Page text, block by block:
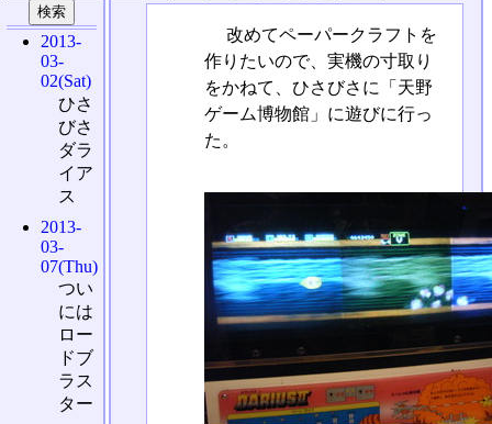
改めてペーパークラフトを
作りたいので、実機の寸取り
をかねて、ひさびさに「天野
ゲーム博物館」に遊びに行っ
た。
2013-
03-
02(Sat)
ひさ
びさ
ダラ
イア
ス
2013-
03-
07(Thu)
つい
には
ロー
ドブ
ラス
ター